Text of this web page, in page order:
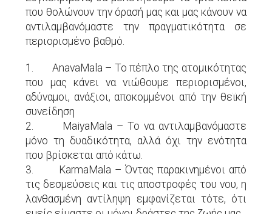
που θολώνουν την όρασή μας και μας κάνουν να
αντιλαμβανόμαστε την πραγματικότητα σε
περιορισμένο βαθμό.
1. AnavaMala – Το πέπλο της ατομικότητας
που μας κάνει να νιώθουμε περιορισμένοι,
αδύναμοι, ανάξιοι, αποκομμένοι από την θεϊκή
συνείδηση
2. MaiyaMala – Το να αντιλαμβανόμαστε
μόνο τη δυαδικότητα, αλλά όχι την ενότητα
που βρίσκεται από κάτω.
3. KarmaMala – Όντας παρακινημένοι από
τις δεσμεύσεις και τις αποστροφές του νου, η
λανθασμένη αντίληψη εμφανίζεται τότε, ότι